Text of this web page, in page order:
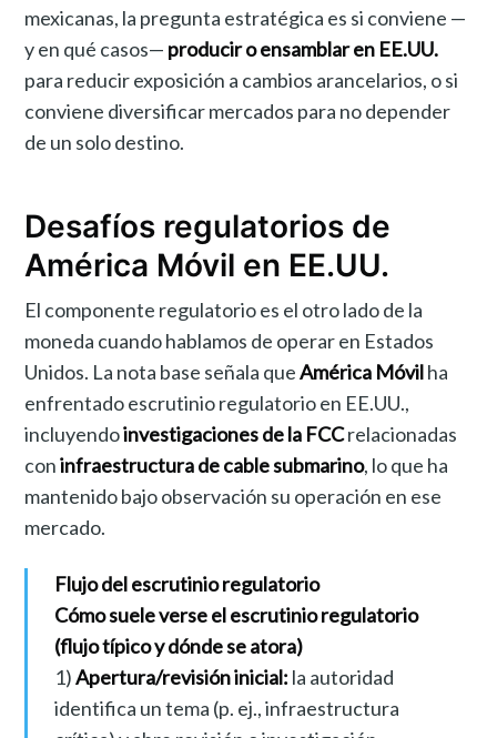
mexicanas, la pregunta estratégica es si conviene —
y en qué casos— producir o ensamblar en EE.UU.
para reducir exposición a cambios arancelarios, o si
conviene diversificar mercados para no depender
de un solo destino.
Desafíos regulatorios de
América Móvil en EE.UU.
El componente regulatorio es el otro lado de la
moneda cuando hablamos de operar en Estados
Unidos. La nota base señala queAmérica Móvilha
enfrentado escrutinio regulatorio en EE.UU.,
incluyendoinvestigaciones de la FCCrelacionadas
coninfraestructura de cable submarino, lo que ha
mantenido bajo observación su operación en ese
mercado.
Flujo del escrutinio regulatorio
Cómo suele verse el escrutinio regulatorio
(flujo típico y dónde se atora)
1)Apertura/revisión inicial: la autoridad
identifica un tema (p. ej., infraestructura